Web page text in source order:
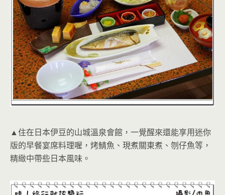
▲住在日本伊豆的山城溫泉會館，一覺醒來還能享用迷你
版的早餐宴席料理喔，烤鯖魚、現煮關東煮、刎仔魚等，
精緻中帶些日本風味。